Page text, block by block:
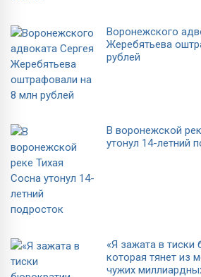
Воронежского
Жеребятьева
рублей
В воронежской
утонул 14-летний
«Я зажата в тиски
которая тянет из
чужих